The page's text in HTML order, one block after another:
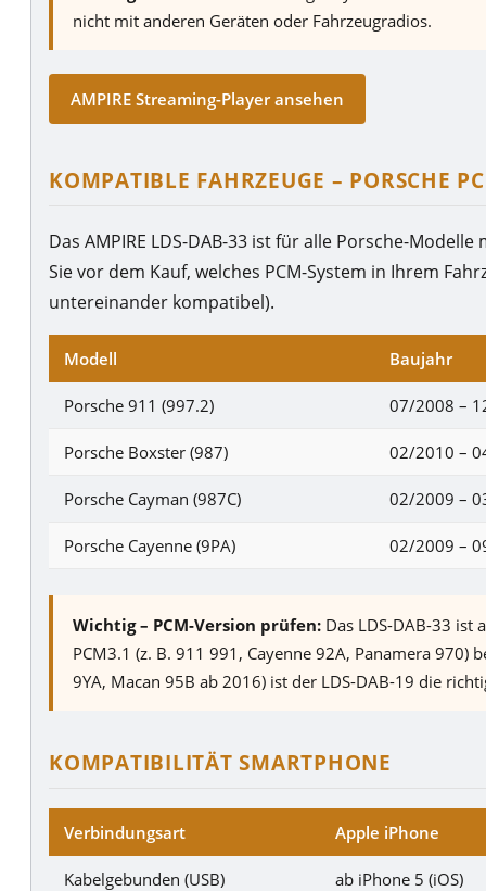
nicht mit anderen Geräten oder Fahrzeugradios.
AMPIRE Streaming-Player ansehen
KOMPATIBLE FAHRZEUGE – PORSCHE
Das AMPIRE LDS-DAB-33 ist für alle Porsche-Modelle
Sie vor dem Kauf, welches PCM-System in Ihrem
untereinander kompatibel).
Modell Baujahr
Porsche 911 (997.2) 07/2008 –
Porsche Boxster (987) 02/2010 –
Porsche Cayman (987C) 02/2009 –
Porsche Cayenne (9PA) 02/2009 –
Wichtig – PCM-Version prüfen: Das LDS-DAB-33 ist
PCM3.1 (z. B. 911 991, Cayenne 92A, Panamera 970)
9YA, Macan 95B ab 2016) ist der LDS-DAB-19 die
KOMPATIBILITÄT SMARTPHONE
Verbindungsart Apple iPhone
Kabelgebunden (USB) ab iPhone 5 (iOS)